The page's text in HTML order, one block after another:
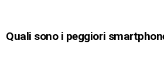
Quali sono i peggiori